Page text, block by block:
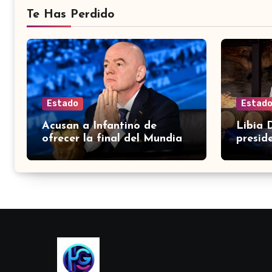
Te Has Perdido
Estado
Acusan a Infantino de
ofrecer la final del Mundial
2030 a Marruecos a cambio
de apoyo
Estado
Libia
de